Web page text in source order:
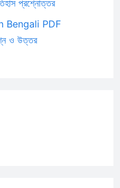
প্রশ্নোত্তর
Bengali PDF
ও উত্তর